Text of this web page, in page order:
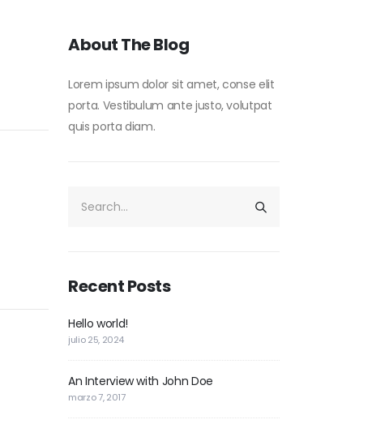
About The Blog
Lorem ipsum dolor sit amet, conse elit
porta. Vestibulum ante justo, volutpat
quis porta diam.
Recent Posts
Hello world!
julio 25, 2024
An Interview with John Doe
marzo 7, 2017